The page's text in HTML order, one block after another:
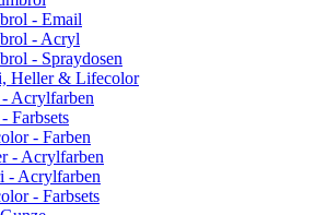
- Email
- Acryl
- Spraydosen
Heller & Lifecolor
Acrylfarben
Farbsets
- Farben
- Acrylfarben
- Acrylfarben
- Farbsets